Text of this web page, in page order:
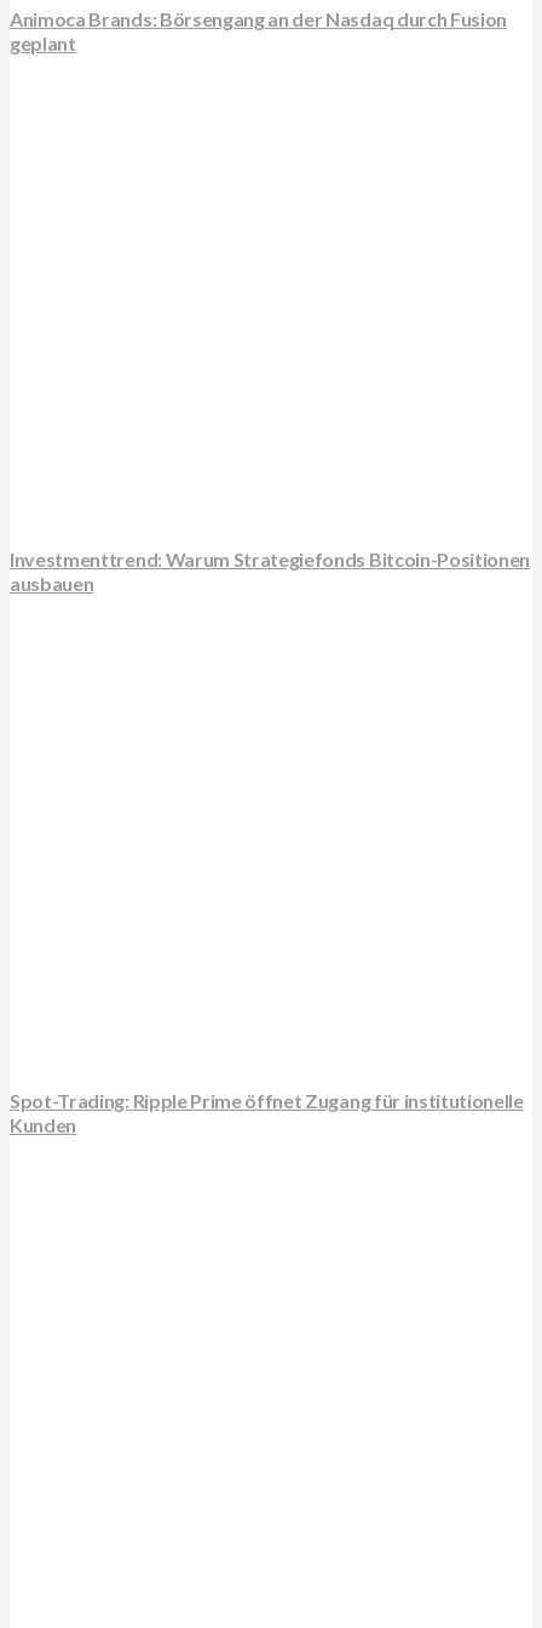
Animoca Brands: Börsengang an der Nasdaq durch Fusion
geplant
Investmenttrend: Warum Strategiefonds Bitcoin-Positionen
ausbauen
Spot-Trading: Ripple Prime öffnet Zugang für institutionelle
Kunden